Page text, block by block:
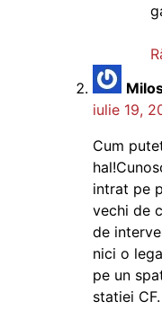
iulie 19,
Cum
intrat pe
vechi de
de
nici o
pe un
statiei CF.